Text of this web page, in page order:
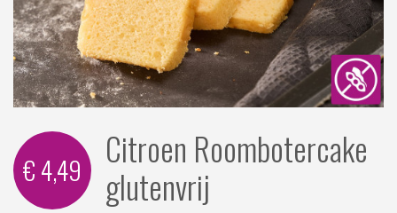
€ 4,49
Citroen Roombotercake
glutenvrij